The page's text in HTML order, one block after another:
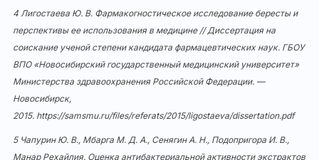
4 Лигостаева Ю. В. Фармакогностическое исследование бересты и
перспективы ее использования в медицине // Диссертация на
соискание ученой степени кандидата фармацевтических наук. ГБОУ
ВПО «Новосибирский государственный медицинский университет»
Министерства здравоохранения Российской Федерации. —
Новосибирск,
2015. https://samsmu.ru/files/referats/2015/ligostaeva/dissertation.pdf
5 Чапурин Ю. В., Мбарга М. Д. А., Сенягин А. Н., Подопригора И. В.,
Манар Рехайлия. Оценка антибактериальной активности экстрактов